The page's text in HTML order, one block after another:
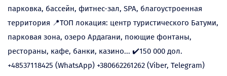
парковка, бассейн, фитнес-зал, SPA, благоустроенная
территория 📍ТОП локация: центр туристического Батуми,
парковая зона, озеро Ардагани, поющие фонтаны,
рестораны, кафе, банки, казино... ✔️150 000 дол.
+48537118425 (WhatsApp) +380662261262 (Viber, Telegram)